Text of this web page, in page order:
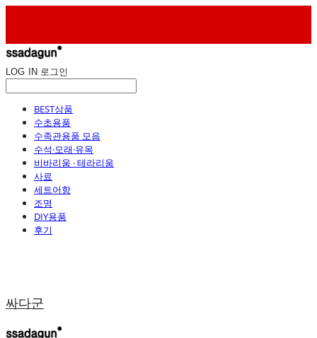
LOG IN 로그인
BEST상품
수초용품
수족관용품 모음
수석·모래·유목
비바리움 · 테라리움
사료
세트어항
조명
DIY용품
후기
싸다군